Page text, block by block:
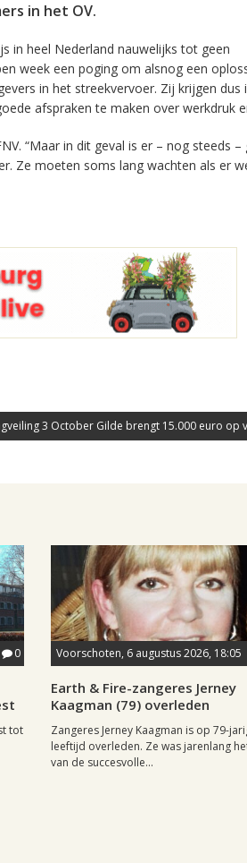
in het OV.
in heel Nederland nauwelijks tot geen
week een poging om alsnog een
in het streekvervoer. Zij krijgen dus
afspraken te maken over werkdruk
“Maar in dit geval is er – nog steeds –
Ze moeten soms lang wachten als er
3 October Gilde brengt 15.000 euro op
0
tot
Voorschoten, 6 augustus 2026, 18:05
Earth & Fire-zangeres Jerney
Kaagman (79) overleden
Zangeres Jerney Kaagman is op 79-
leeftijd overleden. Ze was jarenlang
van de succesvolle...